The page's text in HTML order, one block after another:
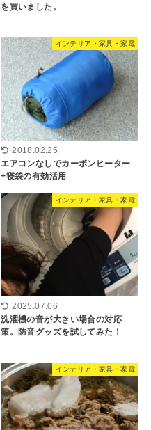
を買いました。
インテリア・家具・家電
2018.02.25
エアコンなしでカーボンヒーター
+寝袋の有効活用
インテリア・家具・家電
2025.07.06
洗濯機の音が大きい場合の対応
策。防音グッズを試してみた！
インテリア・家具・家電